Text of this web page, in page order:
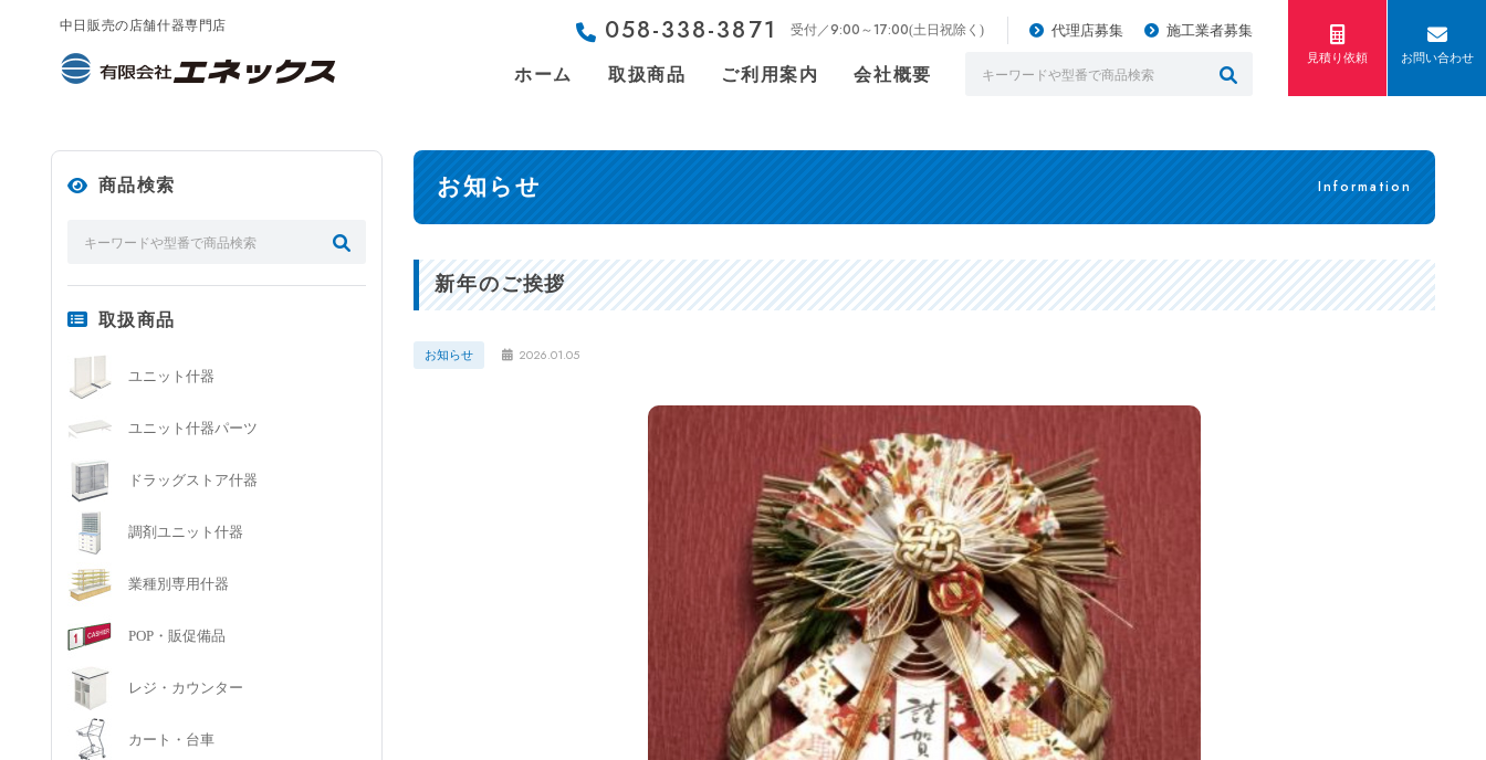
中日販売の店舗什器専門店 058-338-3871 受付／9:00～17:00(土日祝除く) 代理店募集 施工業者募集
ホーム 取扱商品 ご利用案内 会社概要
見積り依頼 お問い合わせ
商品検索
取扱商品
ユニット什器
ユニット什器パーツ
ドラッグストア什器
調剤ユニット什器
業種別専用什器
POP・販促備品
レジ・カウンター
カート・台車
お知らせ Information
新年のご挨拶
お知らせ 2026.01.05